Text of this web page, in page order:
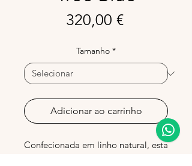
320,00 €Preço
Tamanho *
Adicionar ao carrinho
Confecionada em linho natural, esta